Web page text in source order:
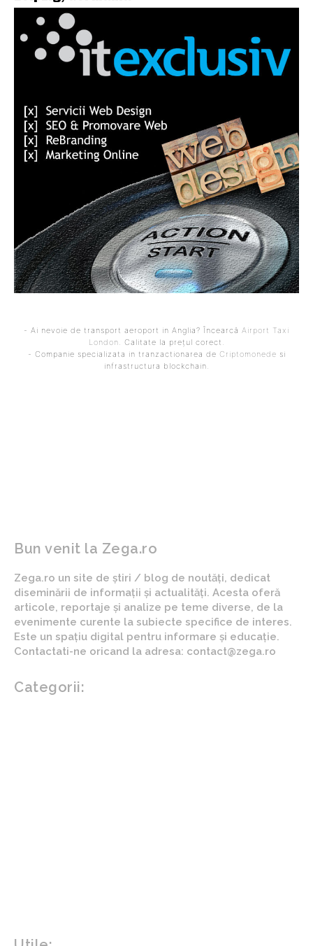
- Ai nevoie de transport aeroport in Anglia? Încearcă Airport Taxi
London . Calitate la prețul corect.
- Companie specializata in tranzactionarea de Criptomonede si
infrastructura blockchain.
Bun venit la Zega.ro
Zega.ro un site de știri / blog de noutăți, dedicat
diseminării de informații și actualități. Acesta oferă
articole, reportaje și analize pe teme diverse, de la
evenimente curente la subiecte specifice de interes.
Este un spațiu digital pentru informare și educație.
Contactati-ne oricand la adresa: contact@zega.ro
Categorii: